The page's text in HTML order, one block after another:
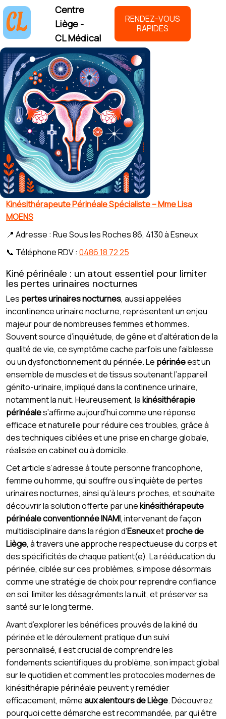
Centre
Liège -
CL Médical
RENDEZ-VOUS
RAPIDES
Kinésithérapeute Périnéale Spécialiste – Mme Lisa
MOENS
📍 Adresse : Rue Sous les Roches 86, 4130 à Esneux
📞 Téléphone RDV : 0486 18 72 25
Kiné périnéale : un atout essentiel pour limiter
les pertes urinaires nocturnes
Les pertes urinaires nocturnes, aussi appelées
incontinence urinaire nocturne, représentent un enjeu
majeur pour de nombreuses femmes et hommes.
Souvent source d’inquiétude, de gêne et d’altération de la
qualité de vie, ce symptôme cache parfois une faiblesse
ou un dysfonctionnement du périnée. Le périnéeest un
ensemble de muscles et de tissus soutenant l’appareil
génito-urinaire, impliqué dans la continence urinaire,
notamment la nuit. Heureusement, lakinésithérapie
périnéales’affirme aujourd’hui comme une réponse
efficace et naturelle pour réduire ces troubles, grâce à
des techniques ciblées et une prise en charge globale,
réalisée en cabinet ou à domicile.
Cet article s’adresse à toute personne francophone,
femme ou homme, qui souffre ou s’inquiète de pertes
urinaires nocturnes, ainsi qu’à leurs proches, et souhaite
découvrir la solution offerte par unekinésithérapeute
périnéale conventionnée INAMI, intervenant de façon
multidisciplinaire dans la région d’Esneuxetproche de
Liège, à travers une approche respectueuse du corps et
des spécificités de chaque patient(e). La rééducation du
périnée, ciblée sur ces problèmes, s’impose désormais
comme une stratégie de choix pour reprendre confiance
en soi, limiter les désagréments la nuit, et préserver sa
santé sur le long terme.
Avant d’explorer les bénéfices prouvés de la kiné du
périnée et le déroulement pratique d’un suivi
personnalisé, il est crucial de comprendre les
fondements scientifiques du problème, son impact global
sur le quotidien et comment les protocoles modernes de
kinésithérapie périnéale peuvent y remédier
efficacement, mêmeaux alentours de Liège. Découvrez
pourquoi cette démarche est recommandée, par qui être